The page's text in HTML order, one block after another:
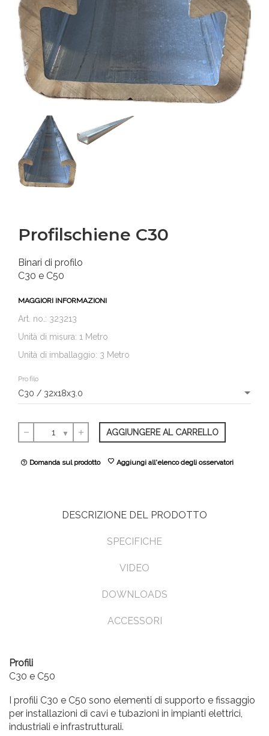
Profilschiene C30
Binari di profilo
C30 e C50
MAGGIORI INFORMAZIONI
Art. no.: 323213
Unità di misura: 1 Metro
Unità di imballaggio: 3 Metro
Profilo
remove add AGGIUNGERE AL CARRELLO
help_outline Domanda sul prodotto favorite Aggiungi all'elenco degli osservatori
DESCRIZIONE DEL PRODOTTO
SPECIFICHE
VIDEO
DOWNLOADS
ACCESSORI
Profili
C30 e C50
I profili C30 e C50 sono elementi di supporto e fissaggio
per installazioni di cavi e tubazioni in impianti elettrici,
industriali e infrastrutturali.